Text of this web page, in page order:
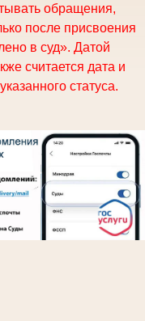
обращения,
после присвоения
в суд». Датой
считается дата и
статуса.